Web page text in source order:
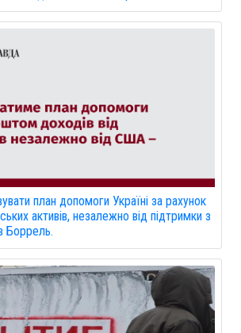
план допомоги Україні за рахунок
активів, незалежно від підтримки з
Боррель.